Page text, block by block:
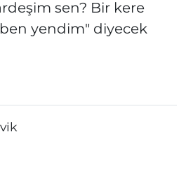
sen? Bir kere
ben yendim" diyecek